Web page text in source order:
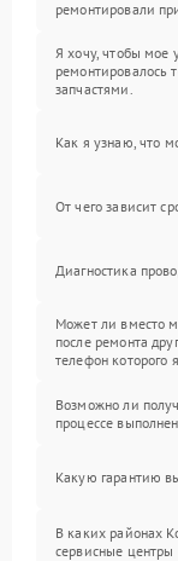
ремонтировали
Я хочу, чтобы мое
ремонтировалось
запчастями.
Как я узнаю, что
От чего зависит
Диагностика
Может ли вместо
после ремонта
телефон которого
Возможно ли
процессе
Какую гарантию
В каких районах
сервисные центры